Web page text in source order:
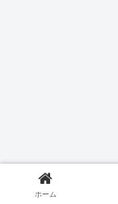
ホーム